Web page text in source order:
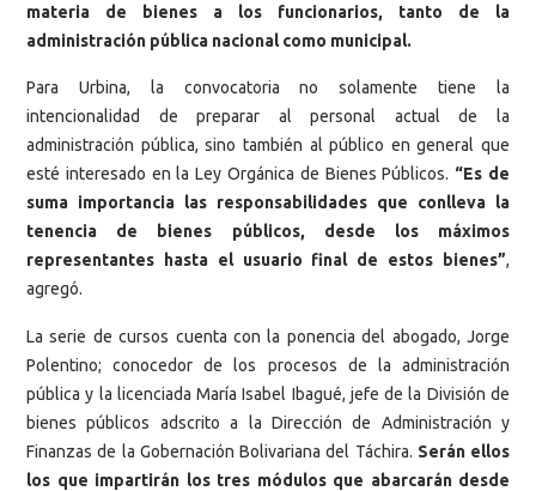
materia de bienes a los funcionarios, tanto de la
administración pública nacional como municipal.
Para Urbina, la convocatoria no solamente tiene la
intencionalidad de preparar al personal actual de la
administración pública, sino también al público en general que
esté interesado en la Ley Orgánica de Bienes Públicos. “Es de
suma importancia las responsabilidades que conlleva la
tenencia de bienes públicos, desde los máximos
representantes hasta el usuario final de estos bienes”,
agregó.
La serie de cursos cuenta con la ponencia del abogado, Jorge
Polentino; conocedor de los procesos de la administración
pública y la licenciada María Isabel Ibagué, jefe de la División de
bienes públicos adscrito a la Dirección de Administración y
Finanzas de la Gobernación Bolivariana del Táchira. Serán ellos
los que impartirán los tres módulos que abarcarán desde